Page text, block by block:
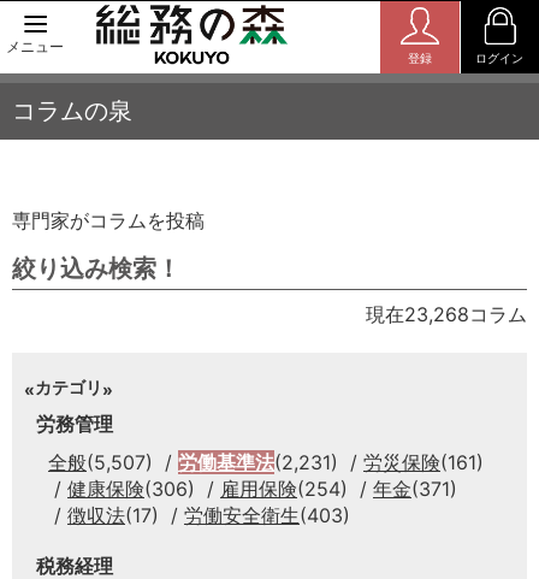
メニュー
登録 ログイン
コラムの泉
専門家がコラムを投稿
絞り込み検索！
現在23,268コラム
カテゴリ
労務管理
全般(5,507) 労働基準法(2,231) 労災保険(161)
健康保険(306) 雇用保険(254) 年金(371)
徴収法(17) 労働安全衛生(403)
税務経理